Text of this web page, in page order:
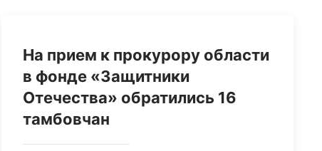
На прием к прокурору области
в фонде «Защитники
Отечества» обратились 16
тамбовчан